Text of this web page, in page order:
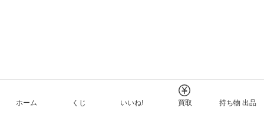
ホーム くじ いいね! 買取 持ち物 出品